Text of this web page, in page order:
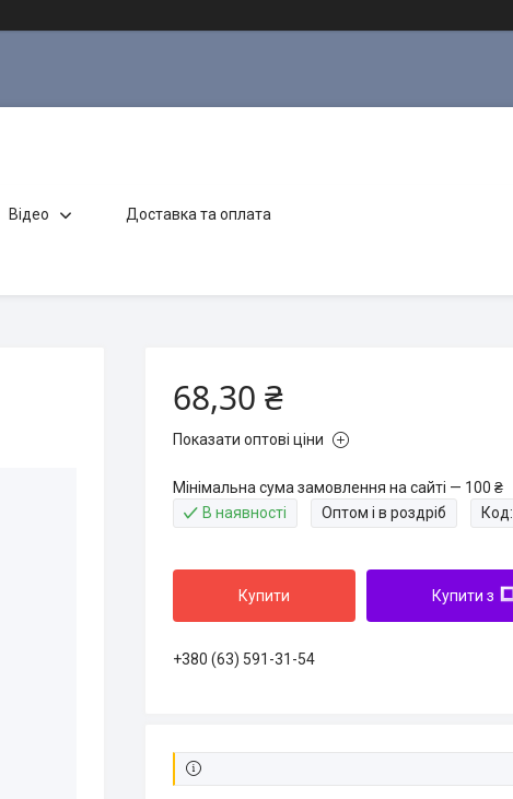
Відео Доставка та оплата
68,30 ₴
Показати оптові ціни
Мінімальна сума замовлення на сайті — 100 ₴
В наявності
Оптом і в роздріб Код:
Купити Купити з
+380 (63) 591-31-54